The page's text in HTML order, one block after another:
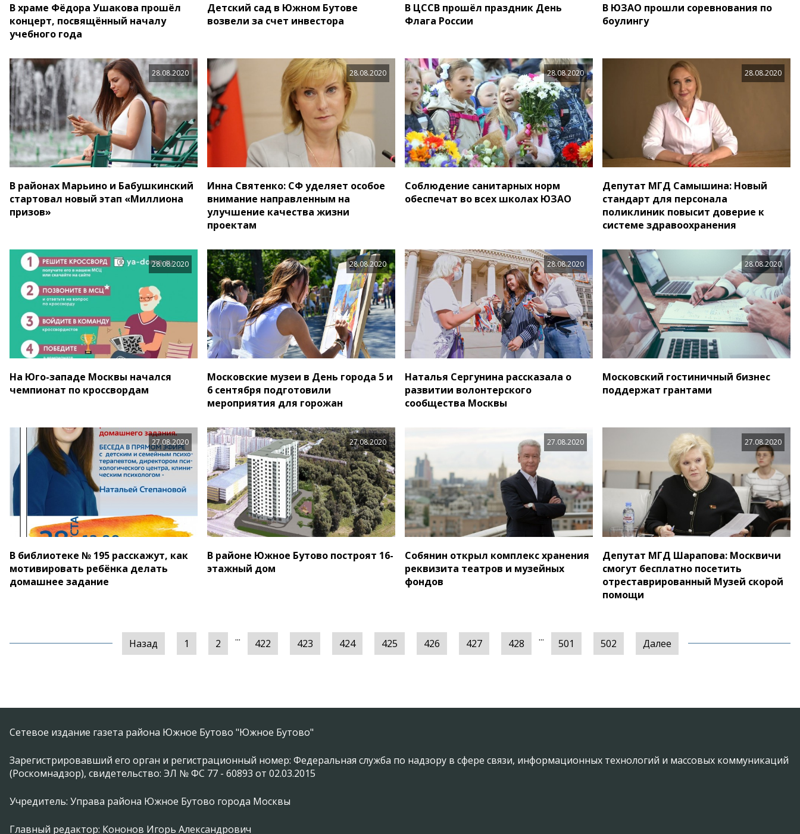
В храме Фёдора Ушакова прошёл
концерт, посвящённый началу
учебного года
Детский сад в Южном Бутове
возвели за счет инвестора
В ЦССВ прошёл праздник День
Флага России
В ЮЗАО прошли соревнования по
боулингу
28.08.2020
В районах Марьино и Бабушкинский
стартовал новый этап «Миллиона
призов»
28.08.2020
Инна Святенко: СФ уделяет особое
внимание направленным на
улучшение качества жизни
проектам
28.08.2020
Соблюдение санитарных норм
обеспечат во всех школах ЮЗАО
28.08.2020
Депутат МГД Самышина: Новый
стандарт для персонала
поликлиник повысит доверие к
системе здравоохранения
28.08.2020
На Юго-западе Москвы начался
чемпионат по кроссвордам
28.08.2020
Московские музеи в День города 5 и
6 сентября подготовили
мероприятия для горожан
28.08.2020
Наталья Сергунина рассказала о
развитии волонтерского
сообщества Москвы
28.08.2020
Московский гостиничный бизнес
поддержат грантами
27.08.2020
В библиотеке № 195 расскажут, как
мотивировать ребёнка делать
домашнее задание
27.08.2020
В районе Южное Бутово построят 16-
этажный дом
27.08.2020
Собянин открыл комплекс хранения
реквизита театров и музейных
фондов
27.08.2020
Депутат МГД Шарапова: Москвичи
смогут бесплатно посетить
отреставрированный Музей скорой
помощи
Назад 1 2 ... 422 423 424 425 426 427 428 ... 501 502 Далее
Сетевое издание газета района Южное Бутово "Южное Бутово"
Зарегистрировавший его орган и регистрационный номер: Федеральная служба по надзору в сфере связи, информационных технологий и массовых коммуникаций
(Роскомнадзор), свидетельство: ЭЛ № ФС 77 - 60893 от 02.03.2015
Учредитель: Управа района Южное Бутово города Москвы
Главный редактор: Кононов Игорь Александрович